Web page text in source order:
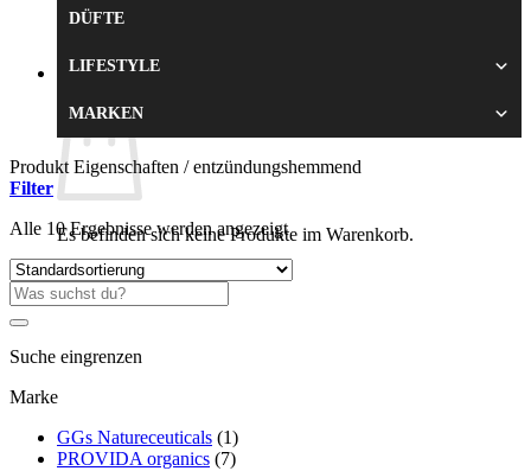
Es befinden sich keine Produkte im Warenkorb.
Zurück zum Shop
DÜFTE
LIFESTYLE
MARKEN
Produkt Eigenschaften /entzündungshemmend
Filter
Alle 10 Ergebnisse werden angezeigt
Suche
nach:
Suche eingrenzen
Marke
GGs Natureceuticals (1)
PROVIDA organics (7)